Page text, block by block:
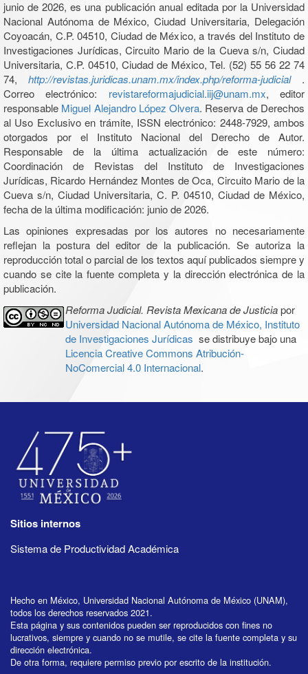
junio de 2026, es una publicación anual editada por la Universidad
Nacional Autónoma de México, Ciudad Universitaria, Delegación
Coyoacán, C.P. 04510, Ciudad de México, a través del Instituto de
Investigaciones Jurídicas, Circuito Mario de la Cueva s/n, Ciudad
Universitaria, C.P. 04510, Ciudad de México, Tel. (52) 55 56 22 74
74, http://revistas.juridicas.unam.mx/index.php/reforma-judicial .
Correo electrónico: revistareformajudicial.iij@unam.mx, editor
responsable Miguel Alejandro López Olvera. Reserva de Derechos
al Uso Exclusivo en trámite, ISSN electrónico: 2448-7929, ambos
otorgados por el Instituto Nacional del Derecho de Autor.
Responsable de la última actualización de este número:
Coordinación de Revistas del Instituto de Investigaciones
Jurídicas, Ricardo Hernández Montes de Oca, Circuito Mario de la
Cueva s/n, Ciudad Universitaria, C. P. 04510, Ciudad de México,
fecha de la última modificación: junio de 2026.
Las opiniones expresadas por los autores no necesariamente
reflejan la postura del editor de la publicación. Se autoriza la
reproducción total o parcial de los textos aquí publicados siempre y
cuando se cite la fuente completa y la dirección electrónica de la
publicación.
Reforma Judicial. Revista Mexicana de Justiciapor
Universidad Nacional Autónoma de México, Instituto
de Investigaciones Jurídicas se distribuye bajo una
Licencia Creative Commons Atribución-
NoComercial 4.0 Internacional.
Sitios internos
Sistema de Productividad Académica
Hecho en México, Universidad Nacional Autónoma de México (UNAM),
todos los derechos reservados 2021.
Esta página y sus contenidos pueden ser reproducidos con fines no
lucrativos, siempre y cuando no se mutile, se cite la fuente completa y su
dirección electrónica.
De otra forma, requiere permiso previo por escrito de la institución.